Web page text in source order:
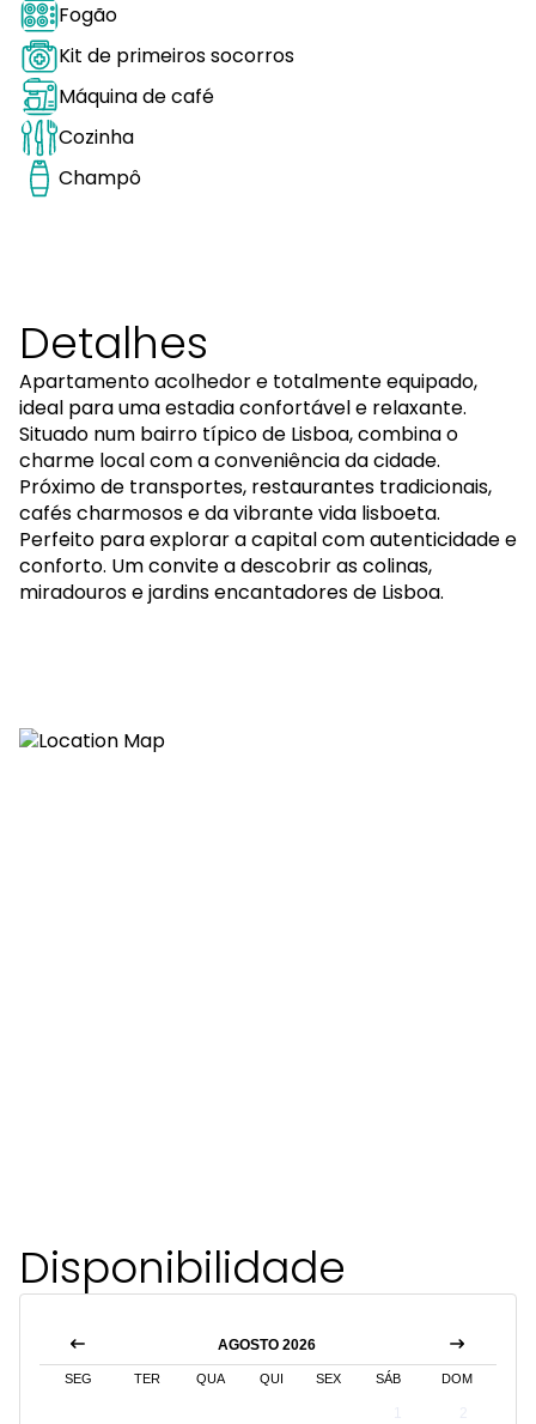
Fogão
Kit de primeiros socorros
Máquina de café
Cozinha
Champô
Detalhes
Apartamento acolhedor e totalmente equipado,
ideal para uma estadia confortável e relaxante.
Situado num bairro típico de Lisboa, combina o
charme local com a conveniência da cidade.
Próximo de transportes, restaurantes tradicionais,
cafés charmosos e da vibrante vida lisboeta.
Perfeito para explorar a capital com autenticidade e
conforto. Um convite a descobrir as colinas,
miradouros e jardins encantadores de Lisboa.
Disponibilidade
AGOSTO 2026
SEG TER QUA QUI SEX SÁB DOM